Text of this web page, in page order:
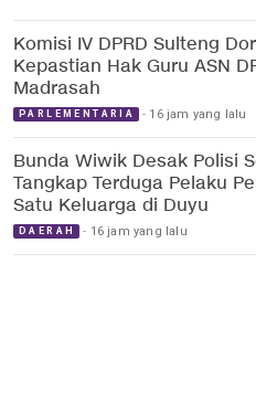
Komisi IV DPRD Sulteng
Kepastian Hak Guru ASN
Madrasah
PARLEMENTARIA 16 jam yang lalu
Bunda Wiwik Desak Polisi
Tangkap Terduga Pelaku
Satu Keluarga di Duyu
DAERAH 16 jam yang lalu